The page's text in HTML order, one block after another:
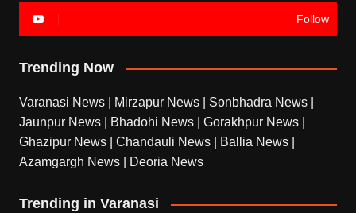
Follow
Trending Now
Varanasi News Mirzapur News Sonbhadra News
Jaunpur News
Bhadohi News Gorakhpur News
Ghazipur News
Chandauli News Ballia News
Azamgargh News
Deoria News
Trending in Varanasi